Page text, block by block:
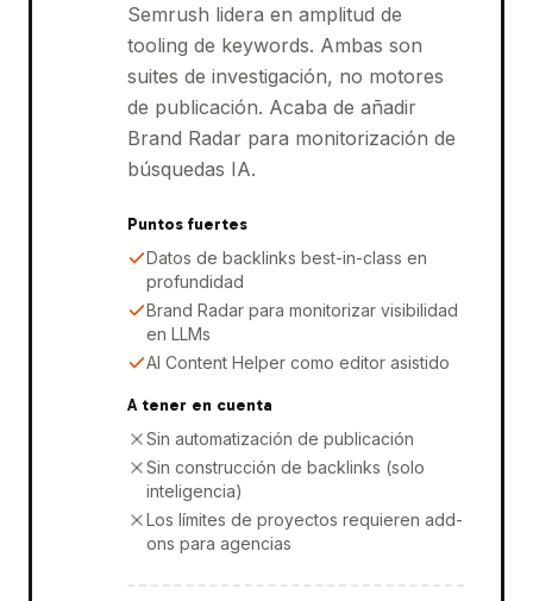
Semrush lidera en amplitud de
tooling de keywords. Ambas son
suites de investigación, no motores
de publicación. Acaba de añadir
Brand Radar para monitorización de
búsquedas IA.
Puntos fuertes
Datos de backlinks best-in-class en
profundidad
Brand Radar para monitorizar visibilidad
en LLMs
AI Content Helper como editor asistido
A tener en cuenta
Sin automatización de publicación
Sin construcción de backlinks (solo
inteligencia)
Los límites de proyectos requieren add-
ons para agencias